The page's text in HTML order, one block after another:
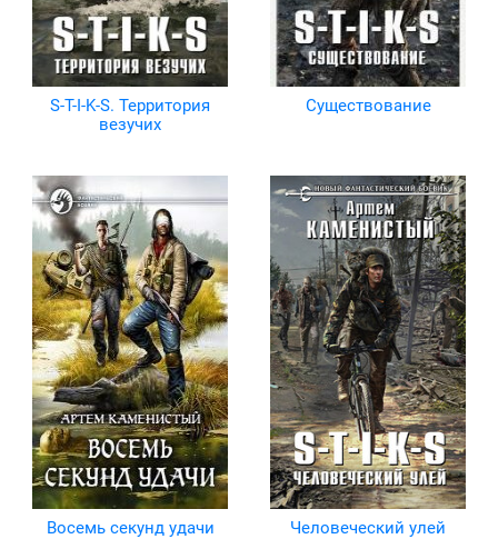
S-T-I-K-S. Территория
везучих
Существование
Восемь секунд удачи Человеческий улей